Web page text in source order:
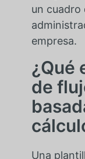
un cuadro
empresa.
¿Qué
de
Una